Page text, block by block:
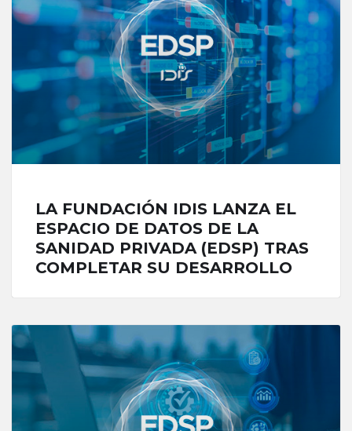
LA FUNDACIÓN IDIS LANZA EL
ESPACIO DE DATOS DE LA
SANIDAD PRIVADA (EDSP) TRAS
COMPLETAR SU DESARROLLO